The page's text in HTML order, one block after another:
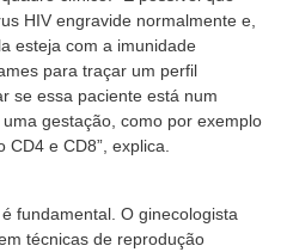
HIV engravide normalmente e,
esteja com a imunidade
para traçar um perfil
se essa paciente está num
gestação, como por exemplo
CD4 e CD8”, explica.
fundamental. O ginecologista
técnicas de reprodução